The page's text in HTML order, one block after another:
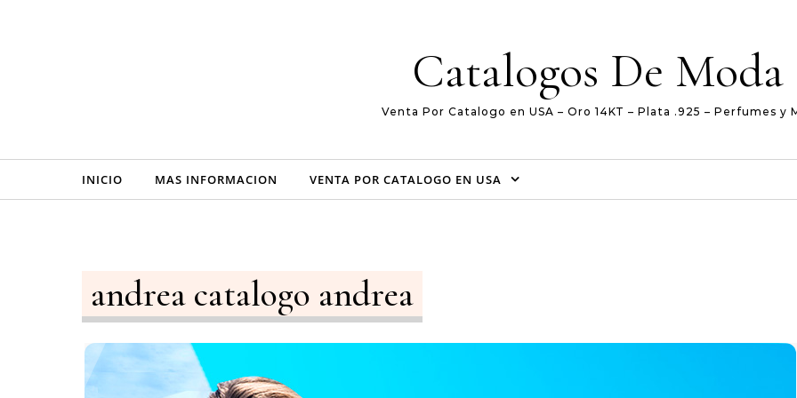
Catalogos De Moda
Venta Por Catalogo en USA – Oro 14KT – Plata .925 – Perfumes y
INICIO MAS INFORMACION VENTA POR CATALOGO EN USA
andrea catalogo andrea